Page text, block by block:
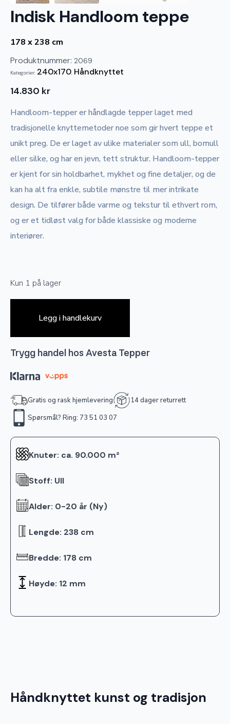
Indisk Handloom teppe
178 x 238 cm
Produktnummer: 2069
Kategorier: 240x170, Håndknyttet
14.830 kr
Handloom-tepper er håndlagde tepper laget med
tradisjonelle knyttemetoder noe som gir hvert teppe et
unikt preg. De er laget av ulike materialer som ull, bomull
eller silke, og har en jevn, tett struktur. Handloom-tepper
er kjent for sin holdbarhet, mykhet og fine detaljer, og de
kan ha alt fra enkle, subtile mønstre til mer intrikate
design. De tilfører både varme og tekstur til ethvert rom,
og er et tidløst valg for både klassiske og moderne
interiører.
Kun 1 på lager
Legg i handlekurv
Trygg handel hos Avesta Tepper
Gratis og rask hjemlevering
14 dager returrett
Spørsmål? Ring: 73 51 03 07
Knuter: ca. 90.000 m²
Stoff: Ull
Alder: 0-20 år (Ny)
Lengde: 238 cm
Bredde: 178 cm
Høyde: 12 mm
Håndknyttet kunst og tradisjon